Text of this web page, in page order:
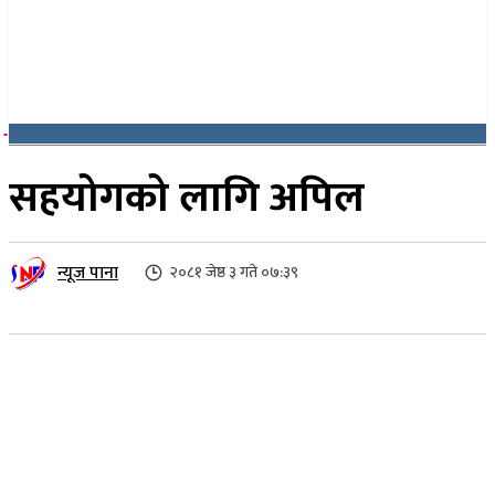
सहयोगको लागि अपिल
न्यूज पाना २०८१ जेष्ठ ३ गते ०७:३९